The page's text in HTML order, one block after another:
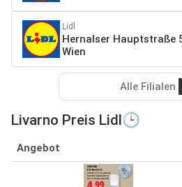
Lidl
Hernalser Hauptstraße
Wien
Alle Filialen
Livarno Preis Lidl🕒
Angebot